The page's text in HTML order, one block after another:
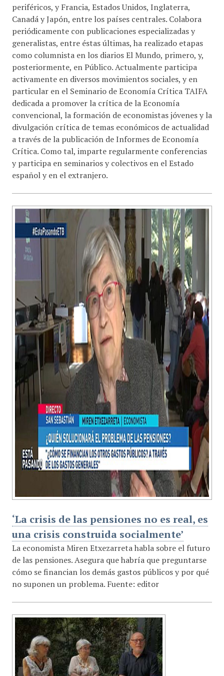
periféricos, y Francia, Estados Unidos, Inglaterra,
Canadá y Japón, entre los países centrales. Colabora
periódicamente con publicaciones especializadas y
generalistas, entre éstas últimas, ha realizado etapas
como columnista en los diarios El Mundo, primero, y,
posteriormente, en Público. Actualmente participa
activamente en diversos movimientos sociales, y en
particular en el Seminario de Economía Crítica TAIFA
dedicada a promover la crítica de la Economía
convencional, la formación de economistas jóvenes y la
divulgación crítica de temas económicos de actualidad
a través de la publicación de Informes de Economía
Crítica. Como tal, imparte regularmente conferencias
y participa en seminarios y colectivos en el Estado
español y en el extranjero.
‘La crisis de las pensiones no es real, es
una crisis construida socialmente’
La economista Miren Etxezarreta habla sobre el futuro
de las pensiones. Asegura que habría que preguntarse
cómo se financian los demás gastos públicos y por qué
no suponen un problema. Fuente: editor